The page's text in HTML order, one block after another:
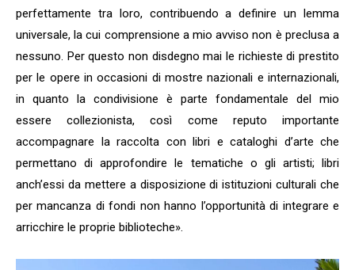
perfettamente tra loro, contribuendo a definire un lemma
universale, la cui comprensione a mio avviso non è preclusa a
nessuno. Per questo non disdegno mai le richieste di prestito
per le opere in occasioni di mostre nazionali e internazionali,
in quanto la condivisione è parte fondamentale del mio
essere collezionista, così come reputo importante
accompagnare la raccolta con libri e cataloghi d’arte che
permettano di approfondire le tematiche o gli artisti; libri
anch’essi da mettere a disposizione di istituzioni culturali che
per mancanza di fondi non hanno l’opportunità di integrare e
arricchire le proprie biblioteche».